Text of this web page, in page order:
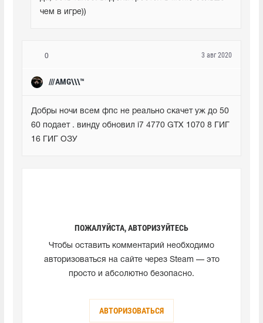
чем в игре))
0
///AMG\\\™
3 авг 2020
Добры ночи всем фпс не реально скачет уж до 50
60 подает . винду обновил i7 4770 GTX 1070 8 ГИГ
16 ГИГ ОЗУ
ПОЖАЛУЙСТА, АВТОРИЗУЙТЕСЬ
Чтобы оставить комментарий необходимо
авторизоваться на сайте через Steam — это
просто и абсолютно безопасно.
АВТОРИЗОВАТЬСЯ